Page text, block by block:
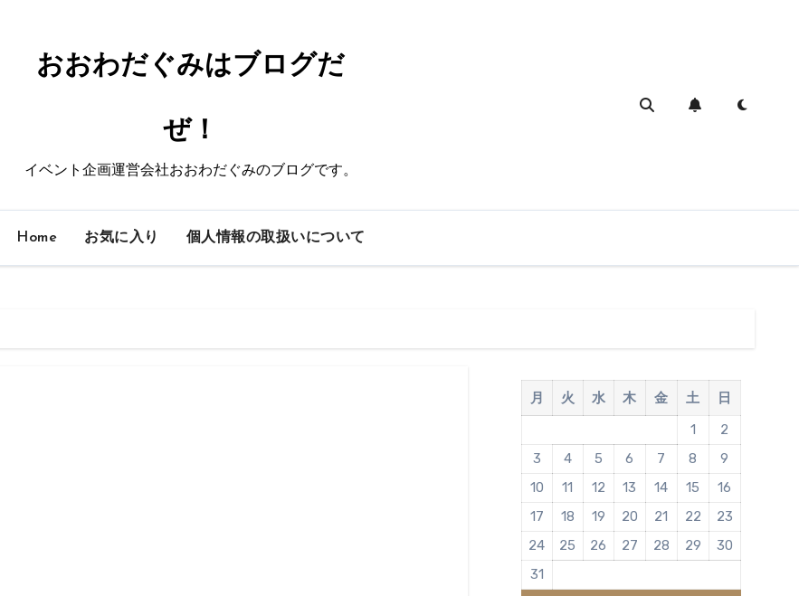
おおわだぐみはブログだ
ぜ！
イベント企画運営会社おおわだぐみのブログです。
Home お気に入り 個人情報の取扱いについて
月 火 水 木 金 土
日
1
2
3
4 5 6 7 8
9
10
11 12 13 14 15
16
17
18 19 20 21 22
23
24
25 26 27 28 29
30
31